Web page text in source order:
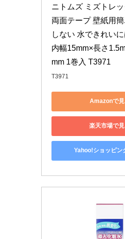
ニトムズ ミズトレ
両面テープ 壁紙用
しない 水できれい
内幅15mm×長さ
mm 1巻入 T3971
T3971
Amazonで見
楽天市場で
Yahoo!ショッピン